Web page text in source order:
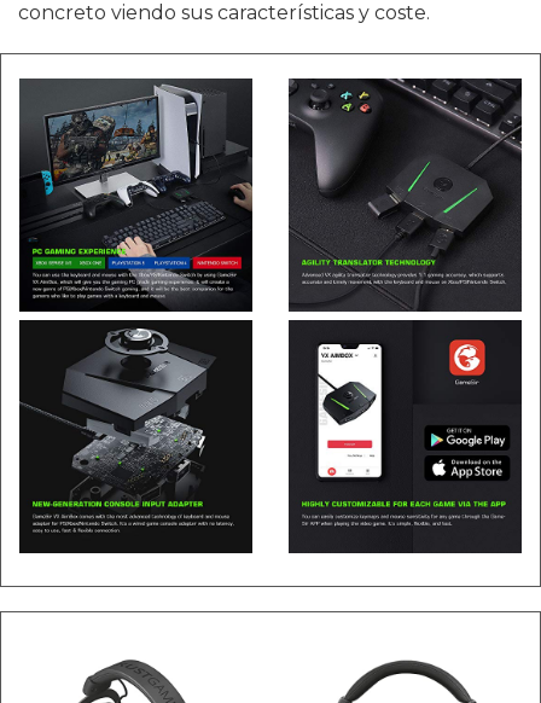
concreto viendo sus características y coste.